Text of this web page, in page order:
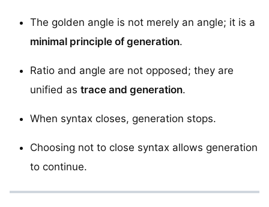
The golden angle is not merely an angle; it is a
minimal principle of generation.
Ratio and angle are not opposed; they are
unified as trace and generation.
When syntax closes, generation stops.
Choosing not to close syntax allows generation
to continue.